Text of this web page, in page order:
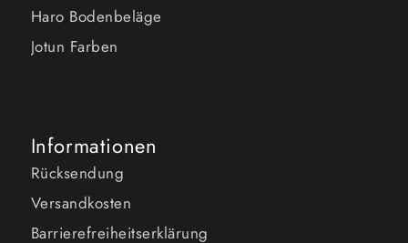
Haro Bodenbeläge
Jotun Farben
Informationen
Rücksendung
Versandkosten
Barrierefreiheitserklärung